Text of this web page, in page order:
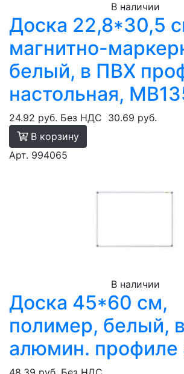
В наличии
Доска 22,8*30,5
магнитно-
белый, в ПВХ
настольная,
24.92 руб. Без НДС 30.69 руб.
В корзину
Арт. 994065
В наличии
Доска 45*60 см,
полимер, белый, в
алюмин. профиле